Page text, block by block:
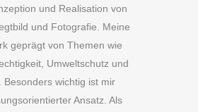
und Realisation von
und Fotografie. Meine
geprägt von Themen wie
Umweltschutz und
Besonders wichtig ist mir
Ansatz. Als